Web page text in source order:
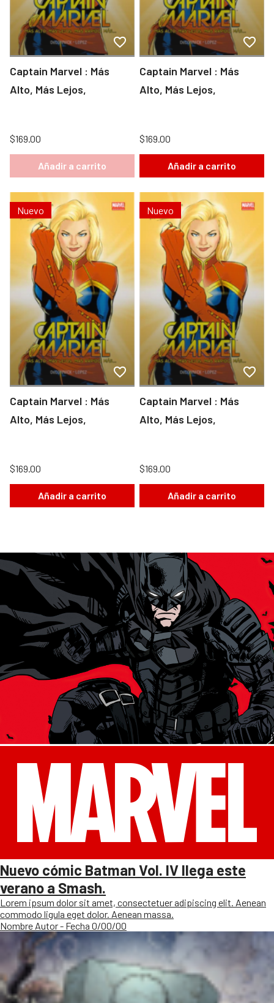
Captain Marvel : Más
Alto, Más Lejos,
$169.00
Añadir a carrito
Captain Marvel : Más
Alto, Más Lejos,
$169.00
Añadir a carrito
Nuevo
Captain Marvel : Más
Alto, Más Lejos,
$169.00
Añadir a carrito
Nuevo
Captain Marvel : Más
Alto, Más Lejos,
$169.00
Añadir a carrito
Nuevo cómic Batman Vol. IV llega este
verano a Smash.
Lorem ipsum dolor sit amet, consectetuer adipiscing elit. Aenean
commodo ligula eget dolor. Aenean massa.
Nombre Autor - Fecha 0/00/00